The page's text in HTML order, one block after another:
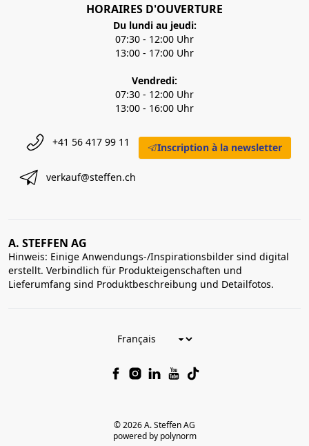
HORAIRES D'OUVERTURE
Du lundi au jeudi:
07:30 - 12:00 Uhr
13:00 - 17:00 Uhr
Vendredi:
07:30 - 12:00 Uhr
13:00 - 16:00 Uhr
+41 56 417 99 11
verkauf@steffen.ch
Inscription à la newsletter
A. STEFFEN AG
Hinweis: Einige Anwendungs-/Inspirationsbilder sind digital
erstellt. Verbindlich für Produkteigenschaften und
Lieferumfang sind Produktbeschreibung und Detailfotos.
© 2026 A. Steffen AG
powered by polynorm